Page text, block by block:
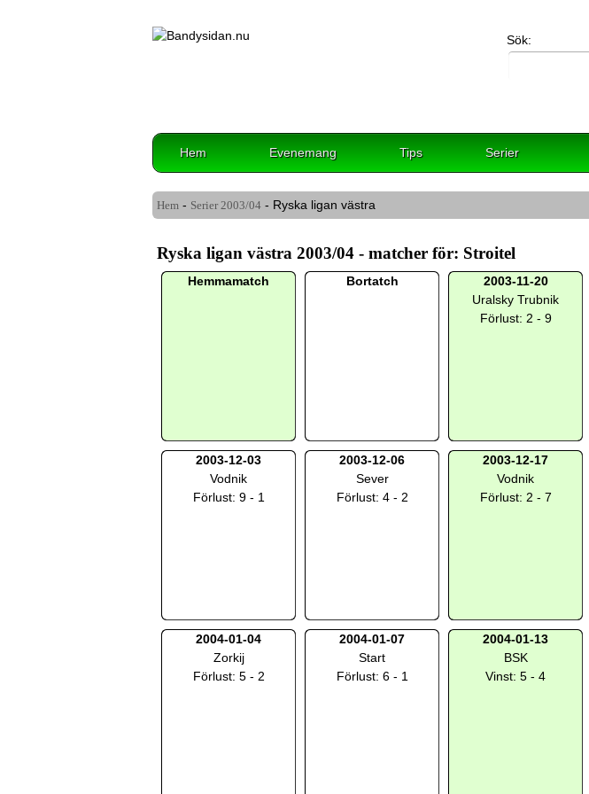
Sök:
Hem Evenemang Tips Serier
Hem - Serier 2003/04 - Ryska ligan västra
Ryska ligan västra 2003/04 - matcher för: Stroitel
Hemmamatch Bortatch
2003-11-20
Uralsky Trubnik
Förlust: 2 - 9
2003-12-03
Vodnik
Förlust: 9 - 1
2003-12-06
Sever
Förlust: 4 - 2
2003-12-17
Vodnik
Förlust: 2 - 7
2004-01-04
Zorkij
Förlust: 5 - 2
2004-01-07
Start
Förlust: 6 - 1
2004-01-13
BSK
Vinst: 5 - 4